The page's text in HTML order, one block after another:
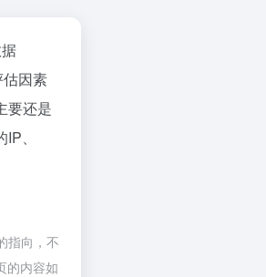
因素
要还是
、
指向，不
的内容如